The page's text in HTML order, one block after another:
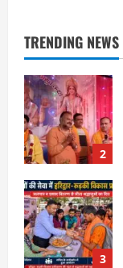
TRENDING NEWS
1
2
3